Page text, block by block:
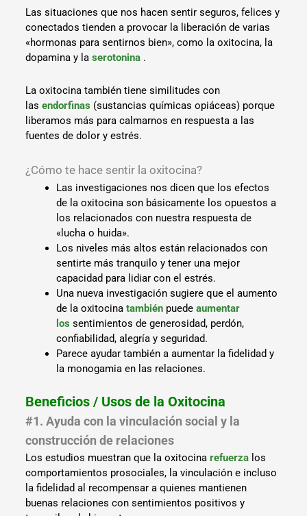
Las situaciones que nos hacen sentir seguros, felices y
conectados tienden a provocar la liberación de varias
«hormonas para sentirnos bien», como la oxitocina, la
dopamina y laserotonina .
La oxitocina también tiene similitudes con
lasendorfinas (sustancias químicas opiáceas) porque
liberamos más para calmarnos en respuesta a las
fuentes de dolor y estrés.
¿Cómo te hace sentir la oxitocina?
Las investigaciones nos dicen que los efectos
de la oxitocina son básicamente los opuestos a
los relacionados con nuestra respuesta de
«lucha o huida».
Los niveles más altos están relacionados con
sentirte más tranquilo y tener una mejor
capacidad para lidiar con el estrés.
Una nueva investigación sugiere que el aumento
de la oxitocinatambién puedeaumentar
los sentimientos de generosidad, perdón,
confiabilidad, alegría y seguridad.
Parece ayudar también a aumentar la fidelidad y
la monogamia en las relaciones.
Beneficios / Usos de la Oxitocina
#1. Ayuda con la vinculación social y la
construcción de relaciones
Los estudios muestran que la oxitocinarefuerza los
comportamientos prosociales, la vinculación e incluso
la fidelidad al recompensar a quienes mantienen
buenas relaciones con sentimientos positivos y